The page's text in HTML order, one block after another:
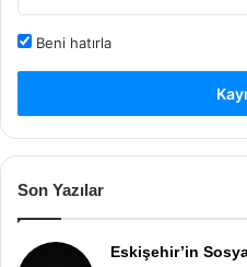
Beni hatırla
Son Yazılar
Eskişehir’in